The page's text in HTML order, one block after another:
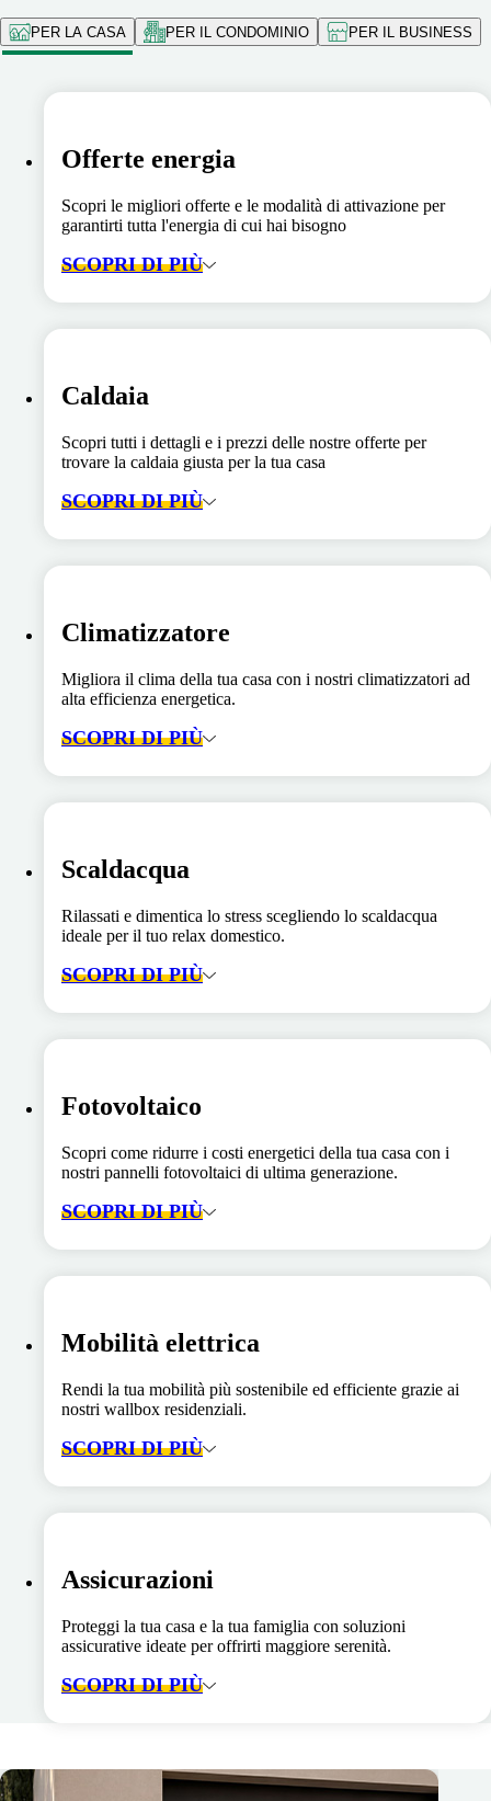
PER LA CASA PER IL CONDOMINIO PER IL BUSINESS
Offerte energia
Scopri le migliori offerte e le modalità di attivazione per
garantirti tutta l'energia di cui hai bisogno
SCOPRI DI PIÙ
Caldaia
Scopri tutti i dettagli e i prezzi delle nostre offerte per
trovare la caldaia giusta per la tua casa
SCOPRI DI PIÙ
Climatizzatore
Migliora il clima della tua casa con i nostri climatizzatori ad
alta efficienza energetica.
SCOPRI DI PIÙ
Scaldacqua
Rilassati e dimentica lo stress scegliendo lo scaldacqua
ideale per il tuo relax domestico.
SCOPRI DI PIÙ
Fotovoltaico
Scopri come ridurre i costi energetici della tua casa con i
nostri pannelli fotovoltaici di ultima generazione.
SCOPRI DI PIÙ
Mobilità elettrica
Rendi la tua mobilità più sostenibile ed efficiente grazie ai
nostri wallbox residenziali.
SCOPRI DI PIÙ
Assicurazioni
Proteggi la tua casa e la tua famiglia con soluzioni
assicurative ideate per offrirti maggiore serenità.
SCOPRI DI PIÙ